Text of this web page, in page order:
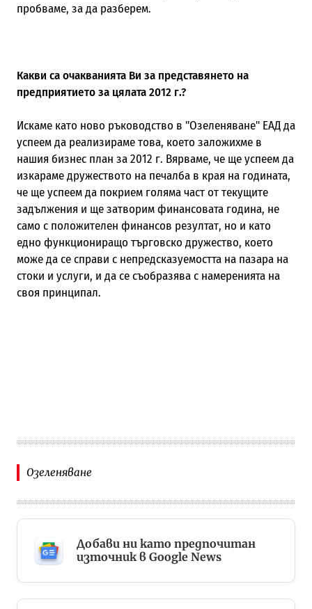
пробваме, за да разберем.
Какви са очакванията Ви за представянето на
предприятието за цялата 2012 г.?
Искаме като ново ръководство в "Озеленяване" ЕАД да
успеем да реализираме това, което заложихме в
нашия бизнес план за 2012 г. Вярваме, че ще успеем да
изкараме дружеството на печалба в края на годината,
че ще успеем да покрием голяма част от текущите
задължения и ще затворим финансовата година, не
само с положителен финансов резултат, но и като
едно функциониращо търговско дружество, което
може да се справи с непредсказуемостта на пазара на
стоки и услуги, и да се съобразява с намеренията на
своя принципал.
Озеленяване
Добави ни като предпочитан
източник в Google News